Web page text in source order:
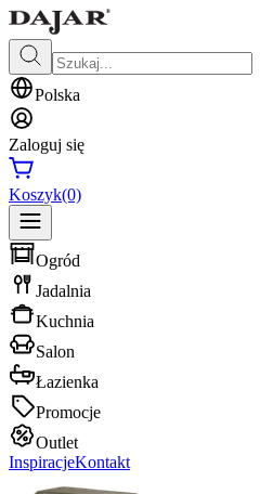
Polska
Zaloguj się
Koszyk(0)
Ogród
Jadalnia
Kuchnia
Salon
Łazienka
Promocje
Outlet
InspiracjeKontakt